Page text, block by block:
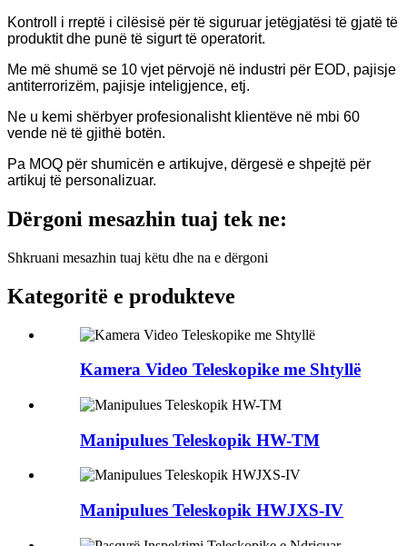
Kontroll i rreptë i cilësisë për të siguruar jetëgjatësi të gjatë të
produktit dhe punë të sigurt të operatorit.
Me më shumë se 10 vjet përvojë në industri për EOD, pajisje
antiterrorizëm, pajisje inteligjence, etj.
Ne u kemi shërbyer profesionalisht klientëve në mbi 60
vende në të gjithë botën.
Pa MOQ për shumicën e artikujve, dërgesë e shpejtë për
artikuj të personalizuar.
Dërgoni mesazhin tuaj tek ne:
Shkruani mesazhin tuaj këtu dhe na e dërgoni
Kategoritë e produkteve
Kamera Video Teleskopike me Shtyllë
Manipulues Teleskopik HW-TM
Manipulues Teleskopik HWJXS-IV